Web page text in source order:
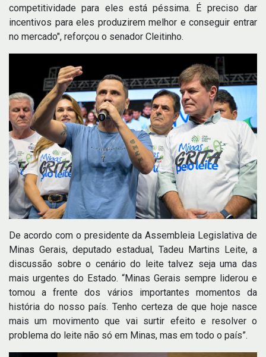
competitividade para eles está péssima. É preciso dar
incentivos para eles produzirem melhor e conseguir entrar
no mercado", reforçou o senador Cleitinho.
De acordo com o presidente da Assembleia Legislativa de
Minas Gerais, deputado estadual, Tadeu Martins Leite, a
discussão sobre o cenário do leite talvez seja uma das
mais urgentes do Estado. “Minas Gerais sempre liderou e
tomou a frente dos vários importantes momentos da
história do nosso país. Tenho certeza de que hoje nasce
mais um movimento que vai surtir efeito e resolver o
problema do leite não só em Minas, mas em todo o país”.